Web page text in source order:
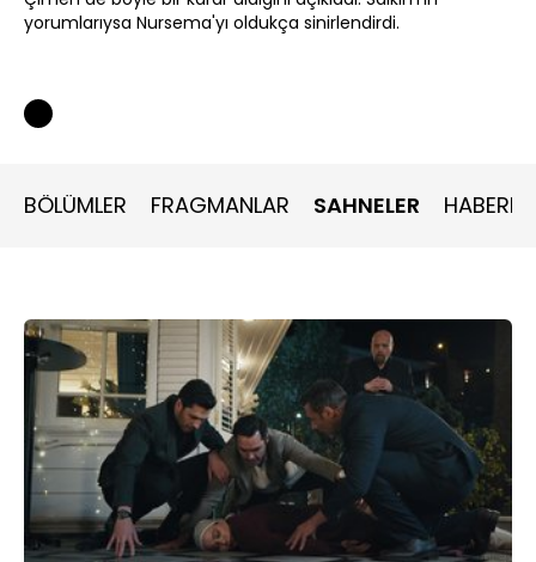
yorumlarıysa Nursema'yı oldukça sinirlendirdi.
BÖLÜMLER FRAGMANLAR SAHNELER